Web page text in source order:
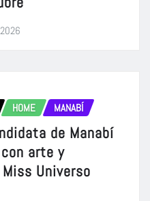
HOME MANABÍ
de Manabí
arte y
Universo